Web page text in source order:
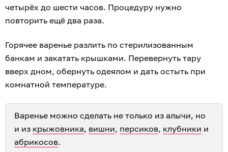
четырёх до шести часов. Процедуру нужно
повторить ещё два раза.
Горячее варенье разлить по стерилизованным
банкам и закатать крышками. Перевернуть тару
вверх дном, обернуть одеялом и дать остыть при
комнатной температуре.
Варенье можно сделать не только из алычи, но
и из крыжовника, вишни, персиков, клубники и
абрикосов.